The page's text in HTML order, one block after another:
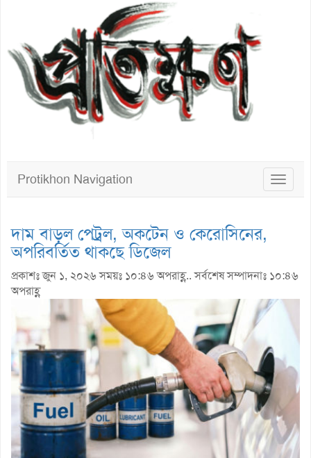
Toggle
Protikhon Navigation
দাম বাড়ল পেট্রল, অকটেন ও কেরোসিনের,
অপরিবর্তিত থাকছে ডিজেল
প্রকাশঃ জুন ১, ২০২৬ সময়ঃ ১০:৪৬ অপরাহ্ণ.. সর্বশেষ সম্পাদনাঃ ১০:৪৬
অপরাহ্ণ